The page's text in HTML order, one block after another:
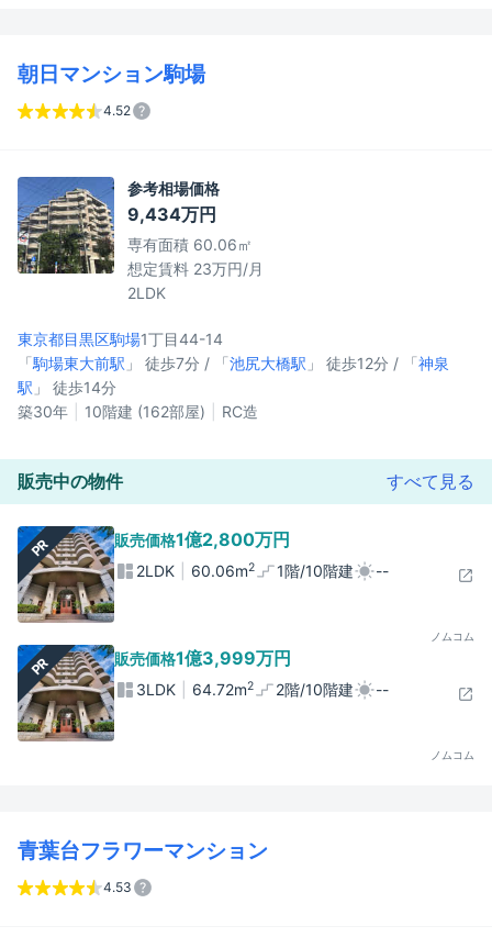
朝日マンション駒場
4.52
参考相場価格
9,434万円
専有面積 60.06㎡
想定賃料 23万円/月
2LDK
東京都目黒区駒場1丁目44-14
「駒場東大前駅 」 徒歩7分 / 「池尻大橋駅 」 徒歩12分 / 「神泉
駅 」 徒歩14分
築30年
10階建 (162部屋) RC造
販売中の物件 すべて見る
PR 販売価格1億2,800万円
2LDK 60.06m2 1階/10階建 --
ノムコム
PR 販売価格1億3,999万円
3LDK 64.72m2 2階/10階建 --
ノムコム
青葉台フラワーマンション
4.53